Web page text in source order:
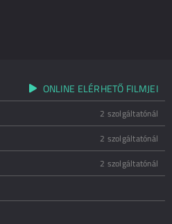
ONLINE ELÉRHETŐ FILMJEI
2 szolgáltatónál
2 szolgáltatónál
2 szolgáltatónál